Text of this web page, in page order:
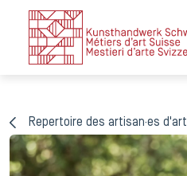
Repertoire des artisan·es d'art